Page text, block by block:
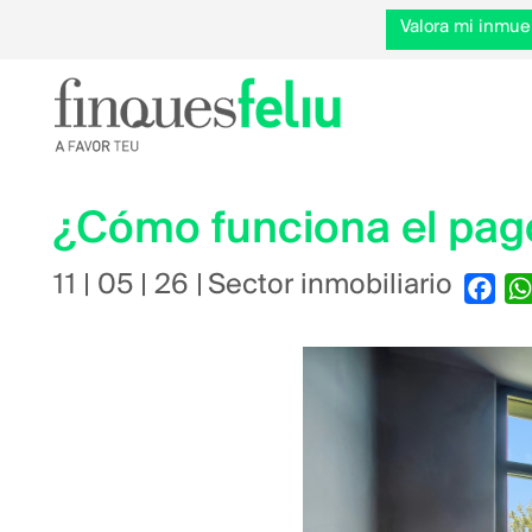
Valora mi
¿Cómo funciona el
11 | 05 | 26 Sector inmobiliario